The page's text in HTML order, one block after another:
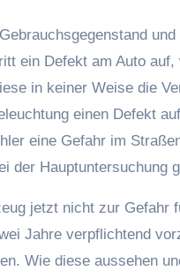
ein Defekt am Auto
in keiner Weise die
einen Defekt
eine Gefahr im
der Hauptuntersuchung
jetzt nicht zur Gefahr
Jahre verpflichtend
Wie diese aussehen